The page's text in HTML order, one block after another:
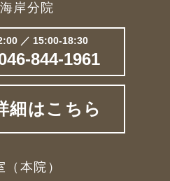
岸分院
／ 15:00-18:30
844-1961
細はこちら
（本院）